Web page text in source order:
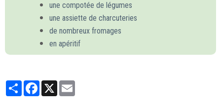
une compotée de légumes
une assiette de charcuteries
de nombreux fromages
en apéritif
PartagerFacebook
X